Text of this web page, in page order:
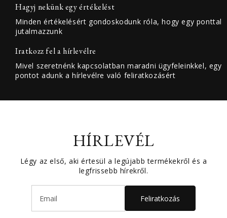
Hagyj nekünk egy értékelést
Minden értékelésért gondoskodunk róla, hogy egy ponttal
jutalmazzunk
Iratkozz fel a hírlevélre
Mivel szeretnénk kapcsolatban maradni ügyfeleinkkel, egy
pontot adunk a hírlevélre való feliratkozásért
HÍRLEVÉL
Légy az első, aki értesül a legújabb termékekről és a
legfrissebb hírekről.
Feliratkozás